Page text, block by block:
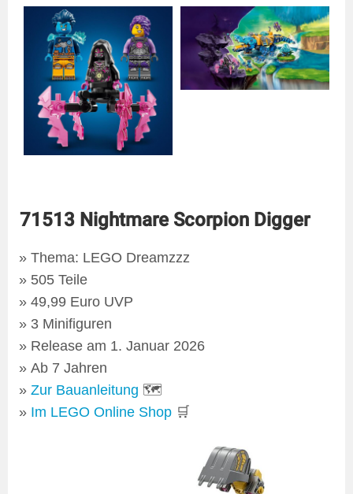
71513 Nightmare Scorpion Digger
Thema: LEGO Dreamzzz
505 Teile
49,99 Euro UVP
3 Minifiguren
Release am 1. Januar 2026
Ab 7 Jahren
Zur Bauanleitung 🗺
Im LEGO Online Shop 🛒